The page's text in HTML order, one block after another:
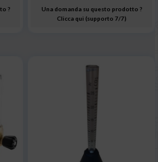
?
Una domanda su questo prodotto ?
Clicca qui (supporto 7/7)